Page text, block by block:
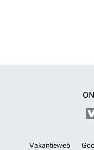
Vakantieweb